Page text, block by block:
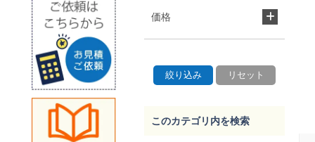
価格
このカテゴリ内を検索